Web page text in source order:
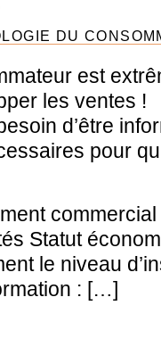
DU
est
les ventes !
d’être
pour
Statut
le niveau
: […]